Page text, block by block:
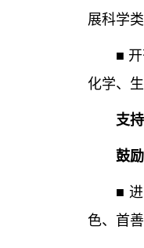
展科学
■ 开齐
化学、
支持
鼓励
■ 进一
色、首